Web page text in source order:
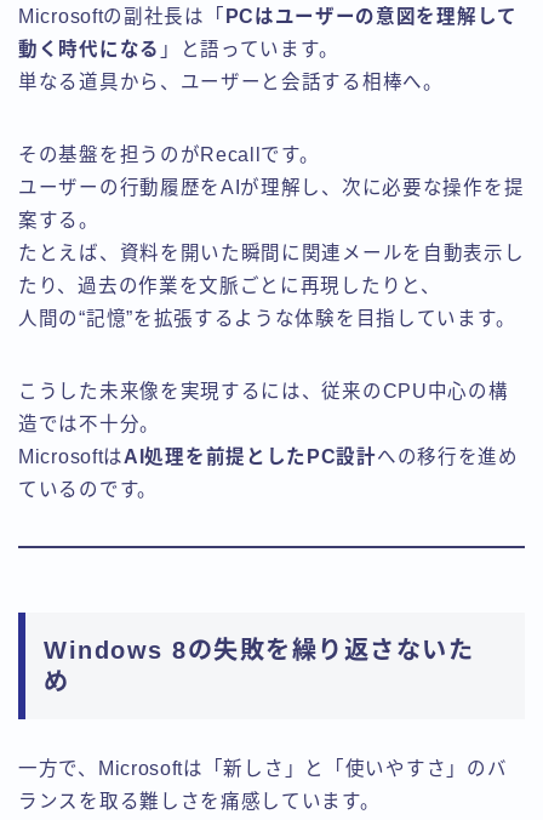
Microsoftの副社長は「 PCはユーザーの意図を理解して
動く時代になる 」と語っています。
単なる道具から、ユーザーと会話する相棒へ。
その基盤を担うのがRecallです。
ユーザーの行動履歴をAIが理解し、次に必要な操作を提
案する。
たとえば、資料を開いた瞬間に関連メールを自動表示し
たり、過去の作業を文脈ごとに再現したりと、
人間の“記憶”を拡張するような体験を目指しています。
こうした未来像を実現するには、従来のCPU中心の構
造では不十分。
MicrosoftはAI処理を前提としたPC設計への移行を進め
ているのです。
Windows 8の失敗を繰り返さないた
め
一方で、Microsoftは「新しさ」と「使いやすさ」のバ
ランスを取る難しさを痛感しています。